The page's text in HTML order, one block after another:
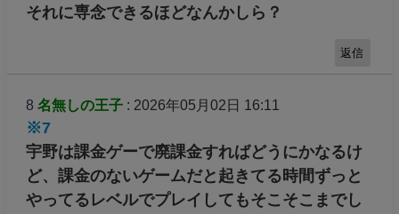
それに専念できるほどなんかしら？
返信
8 名無しの王子: 2026年05月02日 16:11
※7
宇野は課金ゲーで廃課金すればどうにかなるけ
ど、課金のないゲームだと起きてる時間ずっと
やってるレベルでプレイしてもそこそこまでし